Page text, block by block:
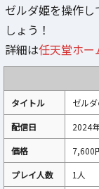
ゼルダ姫を操作
しょう！
詳細は任天堂ホー
タイトル
ゼル
配信日
2024
価格
7,600
プレイ人数
1人